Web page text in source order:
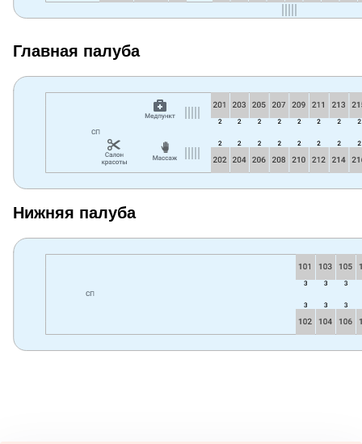
Главная палуба
Нижняя палуба